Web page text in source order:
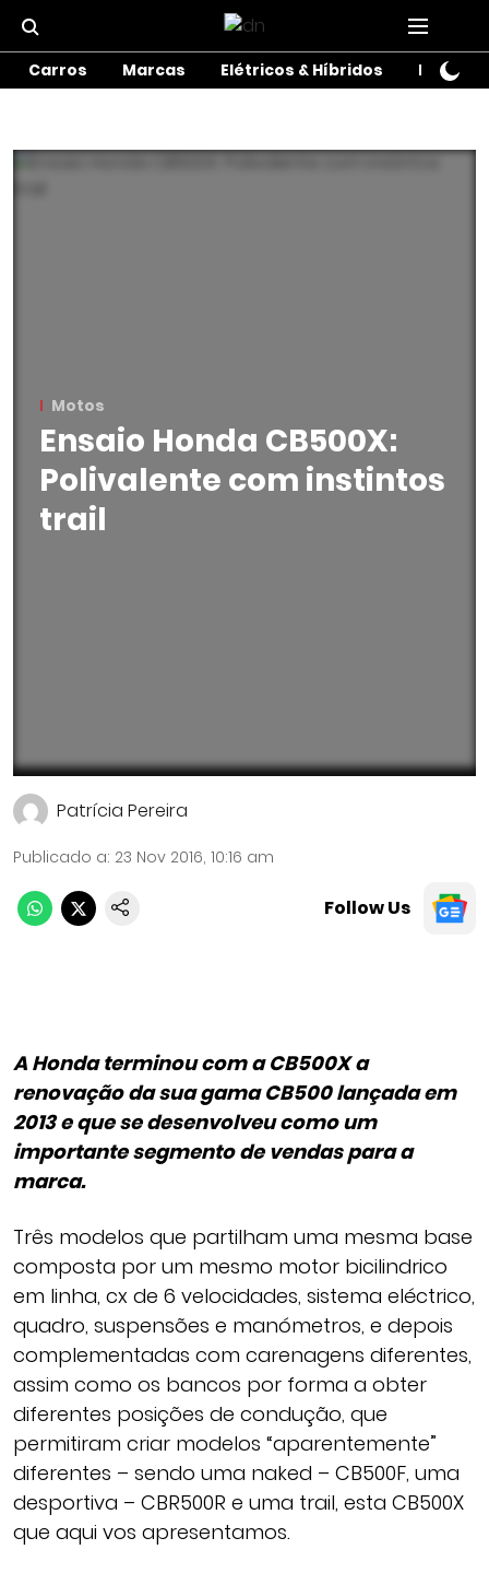
Carros Marcas Elétricos & Híbridos Motos
Motos
Ensaio Honda CB500X:
Polivalente com instintos
trail
Patrícia Pereira
Publicado a: 23 Nov 2016, 10:16 am
Follow Us
A Honda terminou com a CB500X a
renovação da sua gama CB500 lançada em
2013 e que se desenvolveu como um
importante segmento de vendas para a
marca.
Três modelos que partilham uma mesma base
composta por um mesmo motor bicilindrico
em linha, cx de 6 velocidades, sistema eléctrico,
quadro, suspensões e manómetros, e depois
complementadas com carenagens diferentes,
assim como os bancos por forma a obter
diferentes posições de condução, que
permitiram criar modelos “aparentemente”
diferentes – sendo uma naked – CB500F, uma
desportiva – CBR500R e uma trail, esta CB500X
que aqui vos apresentamos.